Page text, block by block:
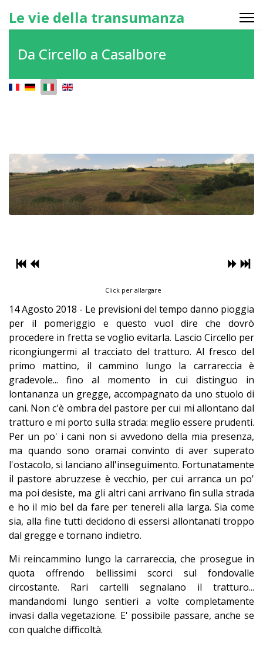
Le vie della transumanza
Da Circello a Casalbore
Seleziona la tua lingua
Click per allargare
14 Agosto 2018 - Le previsioni del tempo danno pioggia
per il pomeriggio e questo vuol dire che dovrò
procedere in fretta se voglio evitarla. Lascio Circello per
ricongiungermi al tracciato del tratturo. Al fresco del
primo mattino, il cammino
lungo la carrareccia è
gradevole... fino al momento in cui distinguo in
lontananza un gregge, accompagnato da uno stuolo di
cani. Non c'è ombra del pastore per cui mi allontano dal
tratturo e mi porto sulla strada: meglio essere prudenti.
Per un po' i cani non si avvedono della mia presenza,
ma quando sono oramai convinto di aver superato
l'ostacolo, si lanciano all'inseguimento. Fortunatamente
il pastore abruzzese è vecchio, per cui arranca un po'
ma poi desiste, ma gli altri cani arrivano fin sulla strada
e ho il mio bel da fare per tenereli alla larga. Sia come
sia, alla fine tutti decidono di essersi allontanati troppo
dal gregge e tornano indietro.
Mi reincammino lungo la carrareccia, che prosegue in
quota offrendo bellissimi scorci sul fondovalle
circostante. Rari cartelli segnalano il tratturo...
mandandomi lungo sentieri a volte completamente
invasi dalla vegetazione. E' possibile passare, anche se
con qualche difficoltà.